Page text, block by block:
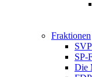
Fraktionen
SP-
Die